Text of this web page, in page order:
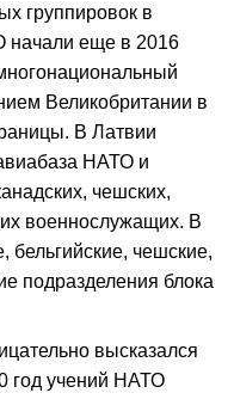
группировок в
еще в 2016
Великобритании в
В Латвии
НАТО и
чешских,
военнослужащих. В
бельгийские, чешские,
подразделения блока
высказался
год учений НАТО